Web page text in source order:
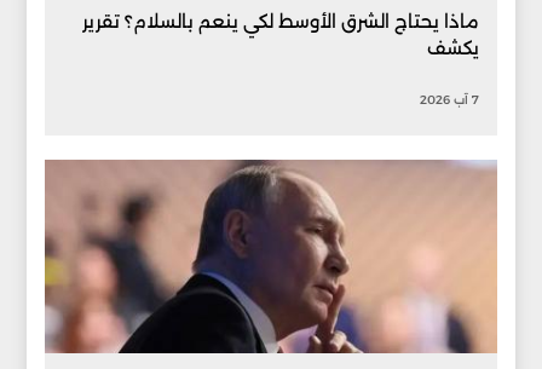
ماذا يحتاج الشرق الأوسط لكي ينعم بالسلام؟ تقرير
يكشف
7 آب 2026